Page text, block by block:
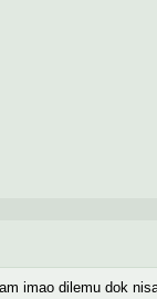
imao dilemu dok